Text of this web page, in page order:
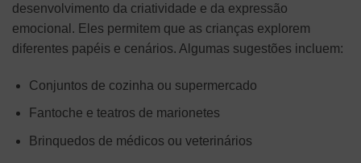
desenvolvimento da criatividade e da expressão
emocional. Eles permitem que as crianças explorem
diferentes papéis e cenários. Algumas sugestões incluem:
Conjuntos de cozinha ou supermercado
Fantoche e teatros de marionetes
Brinquedos de médicos ou veterinários